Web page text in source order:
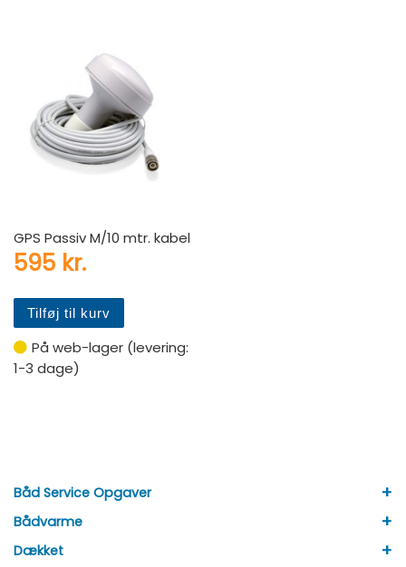
GPS Passiv M/10 mtr. kabel
595 kr.
Tilføj til kurv
På web-lager (levering:
1-3 dage)
Båd Service Opgaver +
Bådvarme +
Dækket +